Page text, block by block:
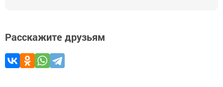
Расскажите друзьям